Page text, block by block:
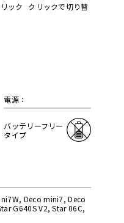
ック
クリックで切り替
電源：
バッテリーフリー
タイプ
Deco mini7, Deco
G640S V2, Star 06C,